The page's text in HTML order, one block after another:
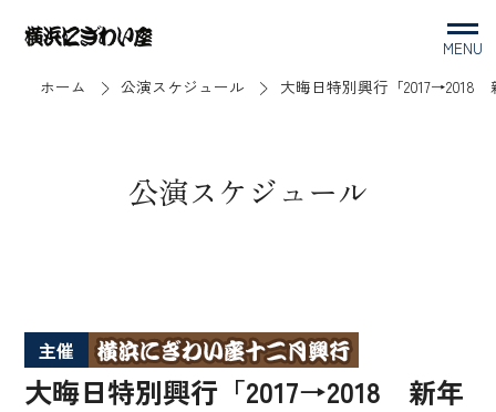
MENU
ホーム
公演スケジュール 大晦日特別興行「
公演スケジュール
主催
大晦日特別興行「2017→2018 新年